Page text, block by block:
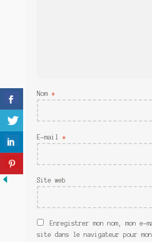
Panier
Sans retour
Sauver ou périr
Une baffe et ça repart
Nom *
E-mail *
Site web
Enregistrer mon nom, mon e-
site dans le navigateur pour